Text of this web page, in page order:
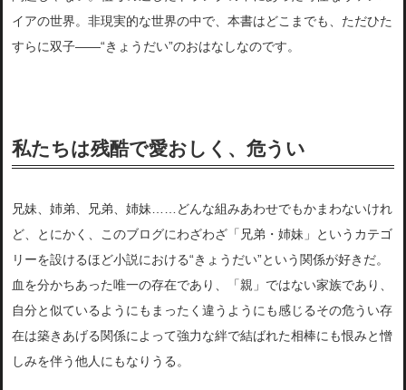
イアの世界。非現実的な世界の中で、本書はどこまでも、ただひた
すらに双子――“きょうだい”のおはなしなのです。
私たちは残酷で愛おしく、危うい
兄妹、姉弟、兄弟、姉妹……どんな組みあわせでもかまわないけれ
ど、とにかく、このブログにわざわざ「兄弟・姉妹」というカテゴ
リーを設けるほど小説における“きょうだい”という関係が好きだ。
血を分かちあった唯一の存在であり、「親」ではない家族であり、
自分と似ているようにもまったく違うようにも感じるその危うい存
在は築きあげる関係によって強力な絆で結ばれた相棒にも恨みと憎
しみを伴う他人にもなりうる。